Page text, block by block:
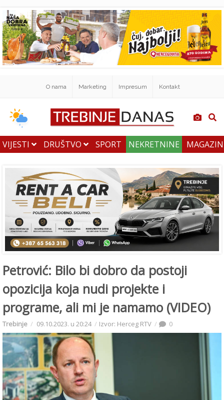
O nama Marketing Impresum Kontakt
VIJESTI DRUŠTVO SPORT NEKRETNINE
Petrović: Bilo bi dobro da postoji
opozicija koja nudi projekte i
programe, ali mi je namamo (VIDEO)
Trebinje 09.10.2023. u 20:24 Izvor: Herceg RTV 0